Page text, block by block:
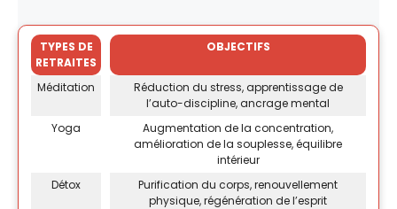
TYPES DE
RETRAITES
OBJECTIFS
Méditation
Réduction du stress, apprentissage de
l’auto-discipline, ancrage mental
Yoga
Augmentation de la concentration,
amélioration de la souplesse, équilibre
intérieur
Détox
Purification du corps, renouvellement
physique, régénération de l’esprit